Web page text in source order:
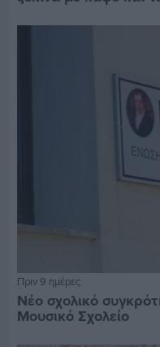
Πριν 9 ημέρες
Νέο σχολικό
Μουσικό Σχολείο